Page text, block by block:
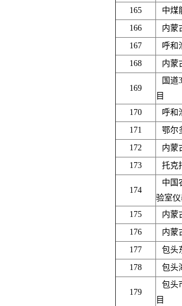
165
中煤
166
内蒙
167
呼和
168
内蒙
169
国道
目
170
呼和
171
鄂尔
172
内蒙
173
托克
174
中国
验室
175
内蒙
176
内蒙
177
包头
178
包头
179
包头
目